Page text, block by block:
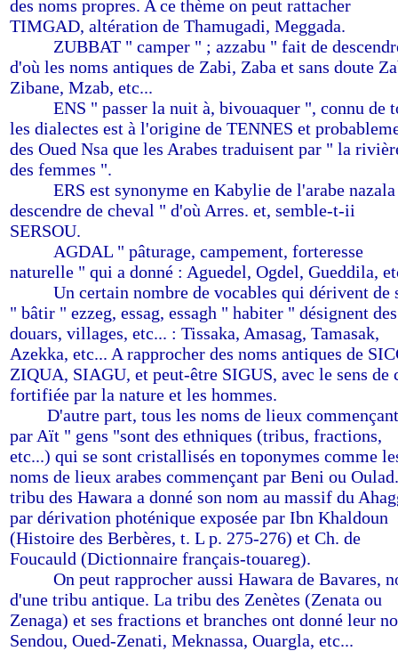
des noms propres. A ce thème on peut rattacher
TIMGAD, altération de Thamugadi, Meggada.
ZUBBAT " camper " ; azzabu " fait de
d'où les noms antiques de Zabi, Zaba et sans doute
Zibane, Mzab, etc...
ENS " passer la nuit à, bivouaquer ", connu de
les dialectes est à l'origine de TENNES et
des Oued Nsa que les Arabes traduisent par " la
des femmes ".
ERS est synonyme en Kabylie de l'arabe
descendre de cheval " d'où Arres. et, semble-t-ii
SERSOU.
AGDAL " pâturage, campement, forteresse
naturelle " qui a donné : Aguedel, Ogdel, Gueddila,
Un certain nombre de vocables qui dérivent de
" bâtir " ezzeg, essag, essagh " habiter " désignent des
douars, villages, etc... : Tissaka, Amasag, Tamasak,
Azekka, etc... A rapprocher des noms antiques de
ZIQUA, SIAGU, et peut-être SIGUS, avec le sens de
fortifiée par la nature et les hommes.
D'autre part, tous les noms de lieux commençant
par Aït " gens "sont des ethniques (tribus, fractions,
etc...) qui se sont cristallisés en toponymes comme
noms de lieux arabes commençant par Beni ou
tribu des Hawara a donné son nom au massif du
par dérivation photénique exposée par Ibn Khaldoun
(Histoire des Berbères, t. L p. 275-276) et Ch. de
Foucauld (Dictionnaire français-touareg).
On peut rapprocher aussi Hawara de Bavares,
d'une tribu antique. La tribu des Zenètes (Zenata ou
Zenaga) et ses fractions et branches ont donné leur
Sendou, Oued-Zenati, Meknassa, Ouargla, etc...